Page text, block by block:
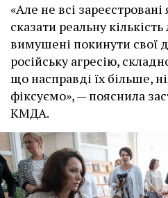
«Але не всі
сказати реальну
вимушені покинути свої
російську агресію,
що насправді їх більше,
фіксуємо», — пояснила
КМДА.